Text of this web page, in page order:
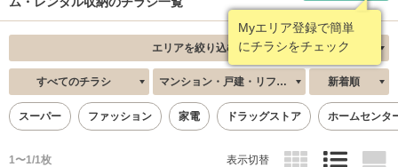
Myエリア登録で簡単
にチラシをチェック
エリアを絞り込む
すべてのチラシ マンション・戸建・リフォーム・レンタル収納 新着順
スーパー ファッション 家電 ドラッグストア ホームセンタ
1〜1/1枚 表示切替